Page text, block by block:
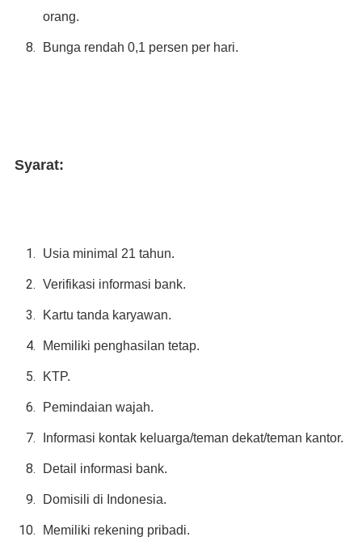
orang.
Bunga rendah 0,1 persen per hari.
Syarat:
Usia minimal 21 tahun.
Verifikasi informasi bank.
Kartu tanda karyawan.
Memiliki penghasilan tetap.
KTP.
Pemindaian wajah.
Informasi kontak keluarga/teman dekat/teman kantor.
Detail informasi bank.
Domisili di Indonesia.
Memiliki rekening pribadi.